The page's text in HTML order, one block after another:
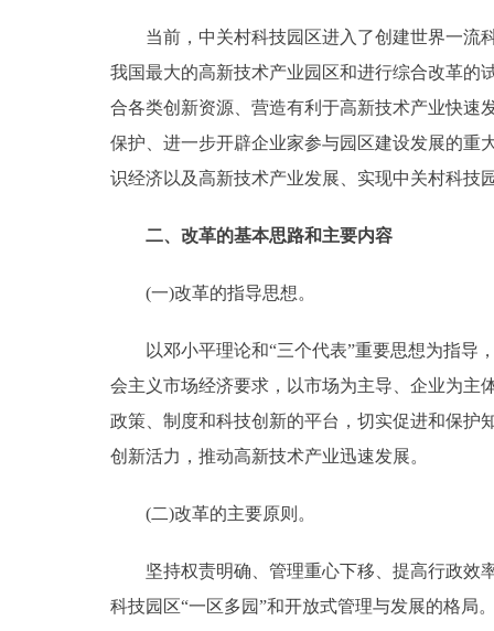
北京概况
绿色北京
多语种
当前，中关村科技园区进入了创建世界一流科
我国最大的高新技术产业园区和进行综合改革的
合各类创新资源、营造有利于高新技术产业快速
保护、进一步开辟企业家参与园区建设发展的重
识经济以及高新技术产业发展、实现中关村科技
二、改革的基本思路和主要内容
(一)改革的指导思想。
以邓小平理论和“三个代表”重要思想为指导，
会主义市场经济要求，以市场为主导、企业为主
政策、制度和科技创新的平台，切实促进和保护
创新活力，推动高新技术产业迅速发展。
(二)改革的主要原则。
坚持权责明确、管理重心下移、提高行政效率
科技园区“一区多园”和开放式管理与发展的格局